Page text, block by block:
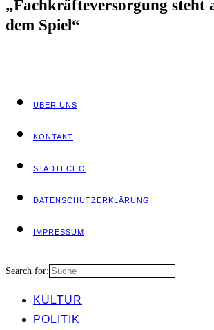
„Fach­kräf­te­ver­sor­gung steht
dem Spiel“
ÜBER UNS
KON­TAKT
STADT­ECHO
DATEN­SCHUTZ­ER­KLÄ­RUNG
IMPRES­SUM
Search for:
KUL­TUR
POLI­TIK